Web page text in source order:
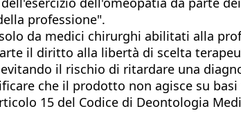
professione".
da medici chirurghi abilitati alla
il diritto alla libertà di scelta
il rischio di ritardare una
che il prodotto non agisce su
15 del Codice di Deontologia